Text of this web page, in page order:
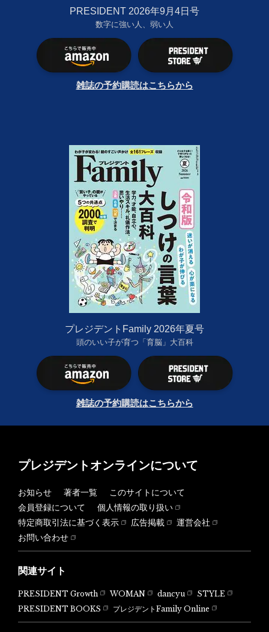
PRESIDENT 2026年9月4日号
数字に強い人、弱い人
雑誌の予約購読はこちらから
プレジデントFamily 2026年夏号
頭のいい子が育つ「育脳」大百科
雑誌の予約購読はこちらから
プレジデントオンラインについて
お知らせ 著者一覧
このサイトについて
会員登録について
個人情報の取り扱い
特定商取引法に基づく表示
広告掲載
運営会社
お問い合わせ
関連サイト
PRESIDENT Growth WOMAN dancyu
STYLE
PRESIDENT BOOKS
プレジデントFamily Online